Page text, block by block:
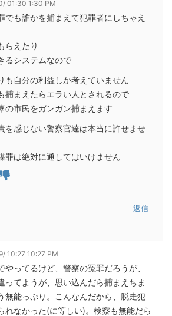
01:30 1:30 PM
でも誰かを捕まえて犯罪者にしちゃえ
らえたり
るシステムなので
も自分の利益しか考えていません
捕まえたらエラい人とされるので
の市民をガンガン捕まえます
を感じない警察官達は本当に許せませ
罪は絶対に通してはいけません
返信
10:27 10:27 PM
やってるけど、警察の冤罪だろうが、
ってようが、思い込んだら捕まえちま
無能っぷり。こんなんだから、脱走犯
れなかった(に等しい)。検察も無能だら